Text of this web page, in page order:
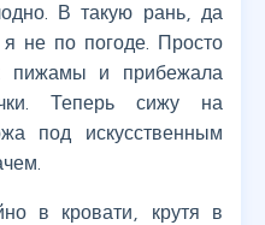
В такую рань, да
не по погоде. Просто
пижамы и прибежала
Теперь сижу на
под искусственным
в кровати, крутя в